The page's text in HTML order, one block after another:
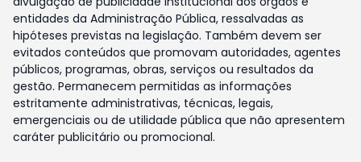
entidades da Administração Pública, ressalvadas as
hipóteses previstas na legislação. Também devem ser
evitados conteúdos que promovam autoridades, agentes
públicos, programas, obras, serviços ou resultados da
gestão. Permanecem permitidas as informações
estritamente administrativas, técnicas, legais,
emergenciais ou de utilidade pública que não apresentem
caráter publicitário ou promocional.